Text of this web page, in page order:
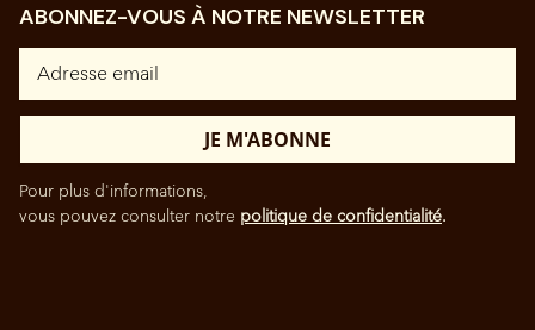
ABONNEZ-VOUS À NOTRE NEWSLETTER
Pour plus d'informations,
vous pouvez consulter notre politique de confidentialité.